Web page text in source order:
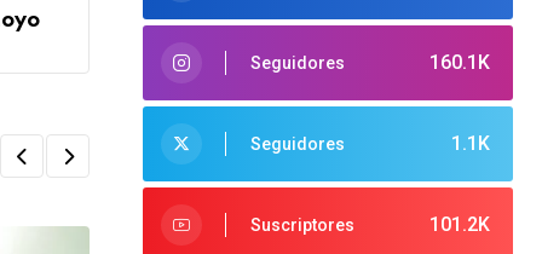
160.1K
Seguidores
1.1K
Seguidores
101.2K
Suscriptores